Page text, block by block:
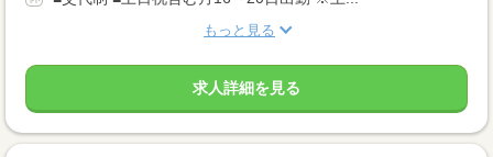
もっと見る
求人詳細を見る